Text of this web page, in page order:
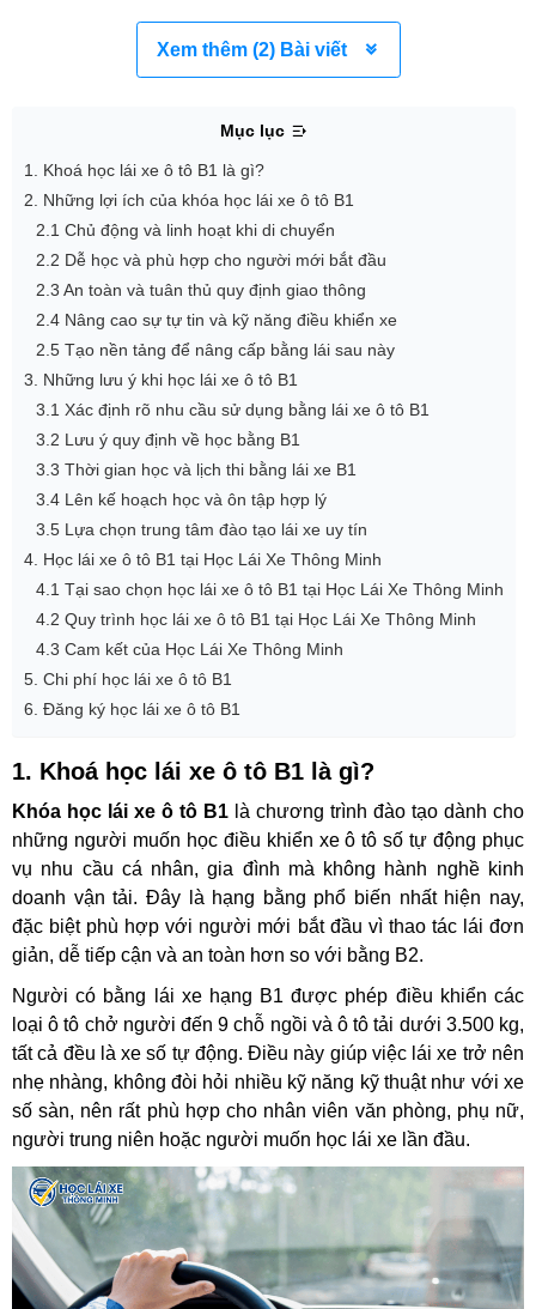
Nhu cầu học lái xe ô tô B1 tại Đồng Tháp ngày càng tăng khi nhu cầu di
chuyển bằng xe cá nhân trở nên phổ biến. Nếu bạn đang muốn tìm khóa
học uy tín, dễ học, tỷ lệ đậu cao và học phí hợp lý, hãy liên hệ ngay Học
Xem thêm (2) Bài viết
Mục lục
1. Khoá học lái xe ô tô B1 là gì?
2. Những lợi ích của khóa học lái xe ô tô B1
2.1 Chủ động và linh hoạt khi di chuyển
2.2 Dễ học và phù hợp cho người mới bắt đầu
2.3 An toàn và tuân thủ quy định giao thông
2.4 Nâng cao sự tự tin và kỹ năng điều khiển xe
2.5 Tạo nền tảng để nâng cấp bằng lái sau này
3. Những lưu ý khi học lái xe ô tô B1
3.1 Xác định rõ nhu cầu sử dụng bằng lái xe ô tô B1
3.2 Lưu ý quy định về học bằng B1
3.3 Thời gian học và lịch thi bằng lái xe B1
3.4 Lên kế hoạch học và ôn tập hợp lý
3.5 Lựa chọn trung tâm đào tạo lái xe uy tín
4. Học lái xe ô tô B1 tại Học Lái Xe Thông Minh
4.1 Tại sao chọn học lái xe ô tô B1 tại Học Lái Xe Thông Minh
4.3 Cam kết của Học Lái Xe Thông Minh
5. Chi phí học lái xe ô tô B1
6. Đăng ký học lái xe ô tô B1
1. Khoá học lái xe ô tô B1 là gì?
Khóa học lái xe ô tô B1là chương trình đào tạo dành cho
những người muốn học điều khiển xe ô tô số tự động phục
doanh vận tải. Đây là hạng bằng phổ biến nhất hiện nay,
đặc biệt phù hợp với người mới bắt đầu vì thao tác lái đơn
giản, dễ tiếp cận và an toàn hơn so với bằng B2.
Người có bằng lái xe hạng B1 được phép điều khiển các
loại ô tô chở người đến 9 chỗ ngồi và ô tô tải dưới 3.500 kg,
tất cả đều là xe số tự động. Điều này giúp việc lái xe trở nên
nhẹ nhàng, không đòi hỏi nhiều kỹ năng kỹ thuật như với xe
số sàn, nên rất phù hợp cho nhân viên văn phòng, phụ nữ,
người trung niên hoặc người muốn học lái xe lần đầu.